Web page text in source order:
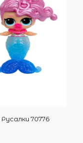
70776